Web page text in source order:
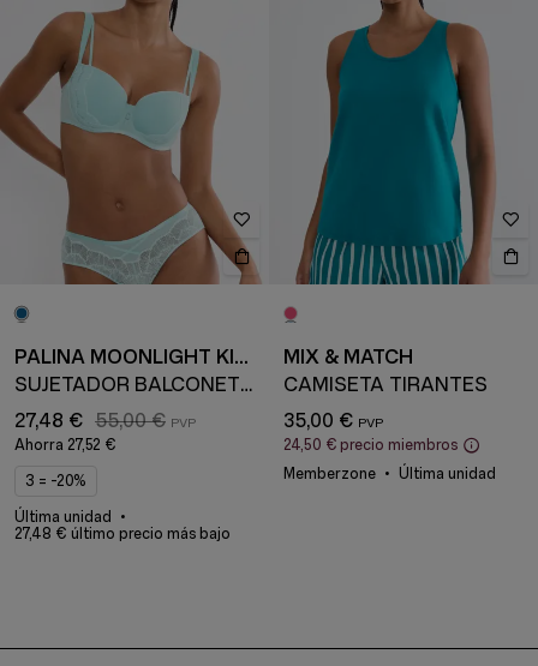
PALINA MOONLIGHT KISS
SUJETADOR BALCONETTE
27,48 € 55,00 €
Ahorra 27,52 €
3 = -20%
Última unidad
27,48 € último precio más bajo
MIX & MATCH
CAMISETA TIRANTES
35,00 €
24,50 € precio miembros
Memberzone
Última unidad